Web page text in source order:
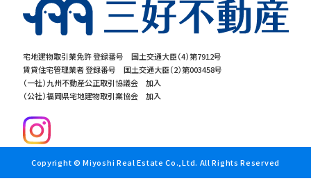
宅地建物取引業免許 登録番号 国土交通大臣（4）第7912号
賃貸住宅管理業者 登録番号 国土交通大臣（2）第003458号
（一社）九州不動産公正取引協議会 加入
（公社）福岡県宅地建物取引業協会 加入
Copyright © Miyoshi Real Estate Co.,Ltd. All Rights Reserved